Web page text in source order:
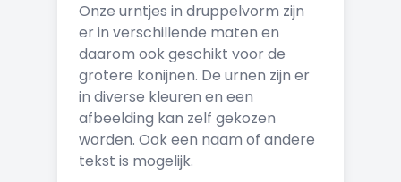
Onze urntjes in druppelvorm zijn
er in verschillende maten en
daarom ook geschikt voor de
grotere konijnen. De urnen zijn er
in diverse kleuren en een
afbeelding kan zelf gekozen
worden. Ook een naam of andere
tekst is mogelijk.